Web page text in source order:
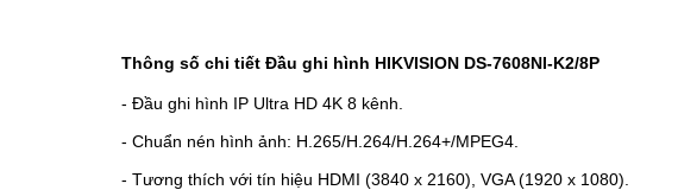
Thông số chi tiết Đầu ghi hình HIKVISION DS-7608NI-K2/8P
- Đầu ghi hình IP Ultra HD 4K 8 kênh.
- Chuẩn nén hình ảnh: H.265/H.264/H.264+/MPEG4.
- Tương thích với tín hiệu HDMI (3840 x 2160), VGA (1920 x 1080).